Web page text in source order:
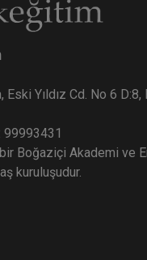
Enstitüsü
Hukuku - III. İş Hukuku
Eski Yıldız Cd. No 6
99993431
Boğaziçi Akademi ve
kuruluşudur.